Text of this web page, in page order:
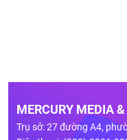
MERCURY MEDIA
Trụ sở: 27 đường A4,